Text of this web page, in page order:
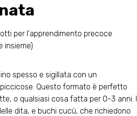
per l'apprendimento precoce
insieme)
spesso e sigillata con un
Questo formato è perfetto
o qualsiasi cosa fatta per 0-3 anni. I
dita, e buchi cucù, che richiedono